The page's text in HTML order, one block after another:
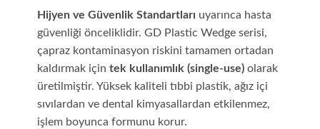
Hijyen ve Güvenlik Standartları uyarınca hasta
güvenliği önceliklidir. GD Plastic Wedge serisi,
çapraz kontaminasyon riskini tamamen ortadan
kaldırmak için tek kullanımlık (single-use)olarak
üretilmiştir. Yüksek kaliteli tıbbi plastik, ağız içi
sıvılardan ve dental kimyasallardan etkilenmez,
işlem boyunca formunu korur.